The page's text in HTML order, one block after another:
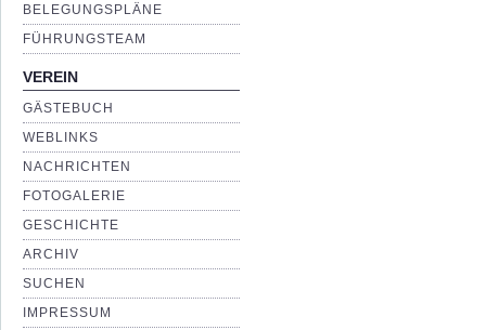
BELEGUNGSPLÄNE
FÜHRUNGSTEAM
VEREIN
GÄSTEBUCH
WEBLINKS
NACHRICHTEN
FOTOGALERIE
GESCHICHTE
ARCHIV
SUCHEN
IMPRESSUM